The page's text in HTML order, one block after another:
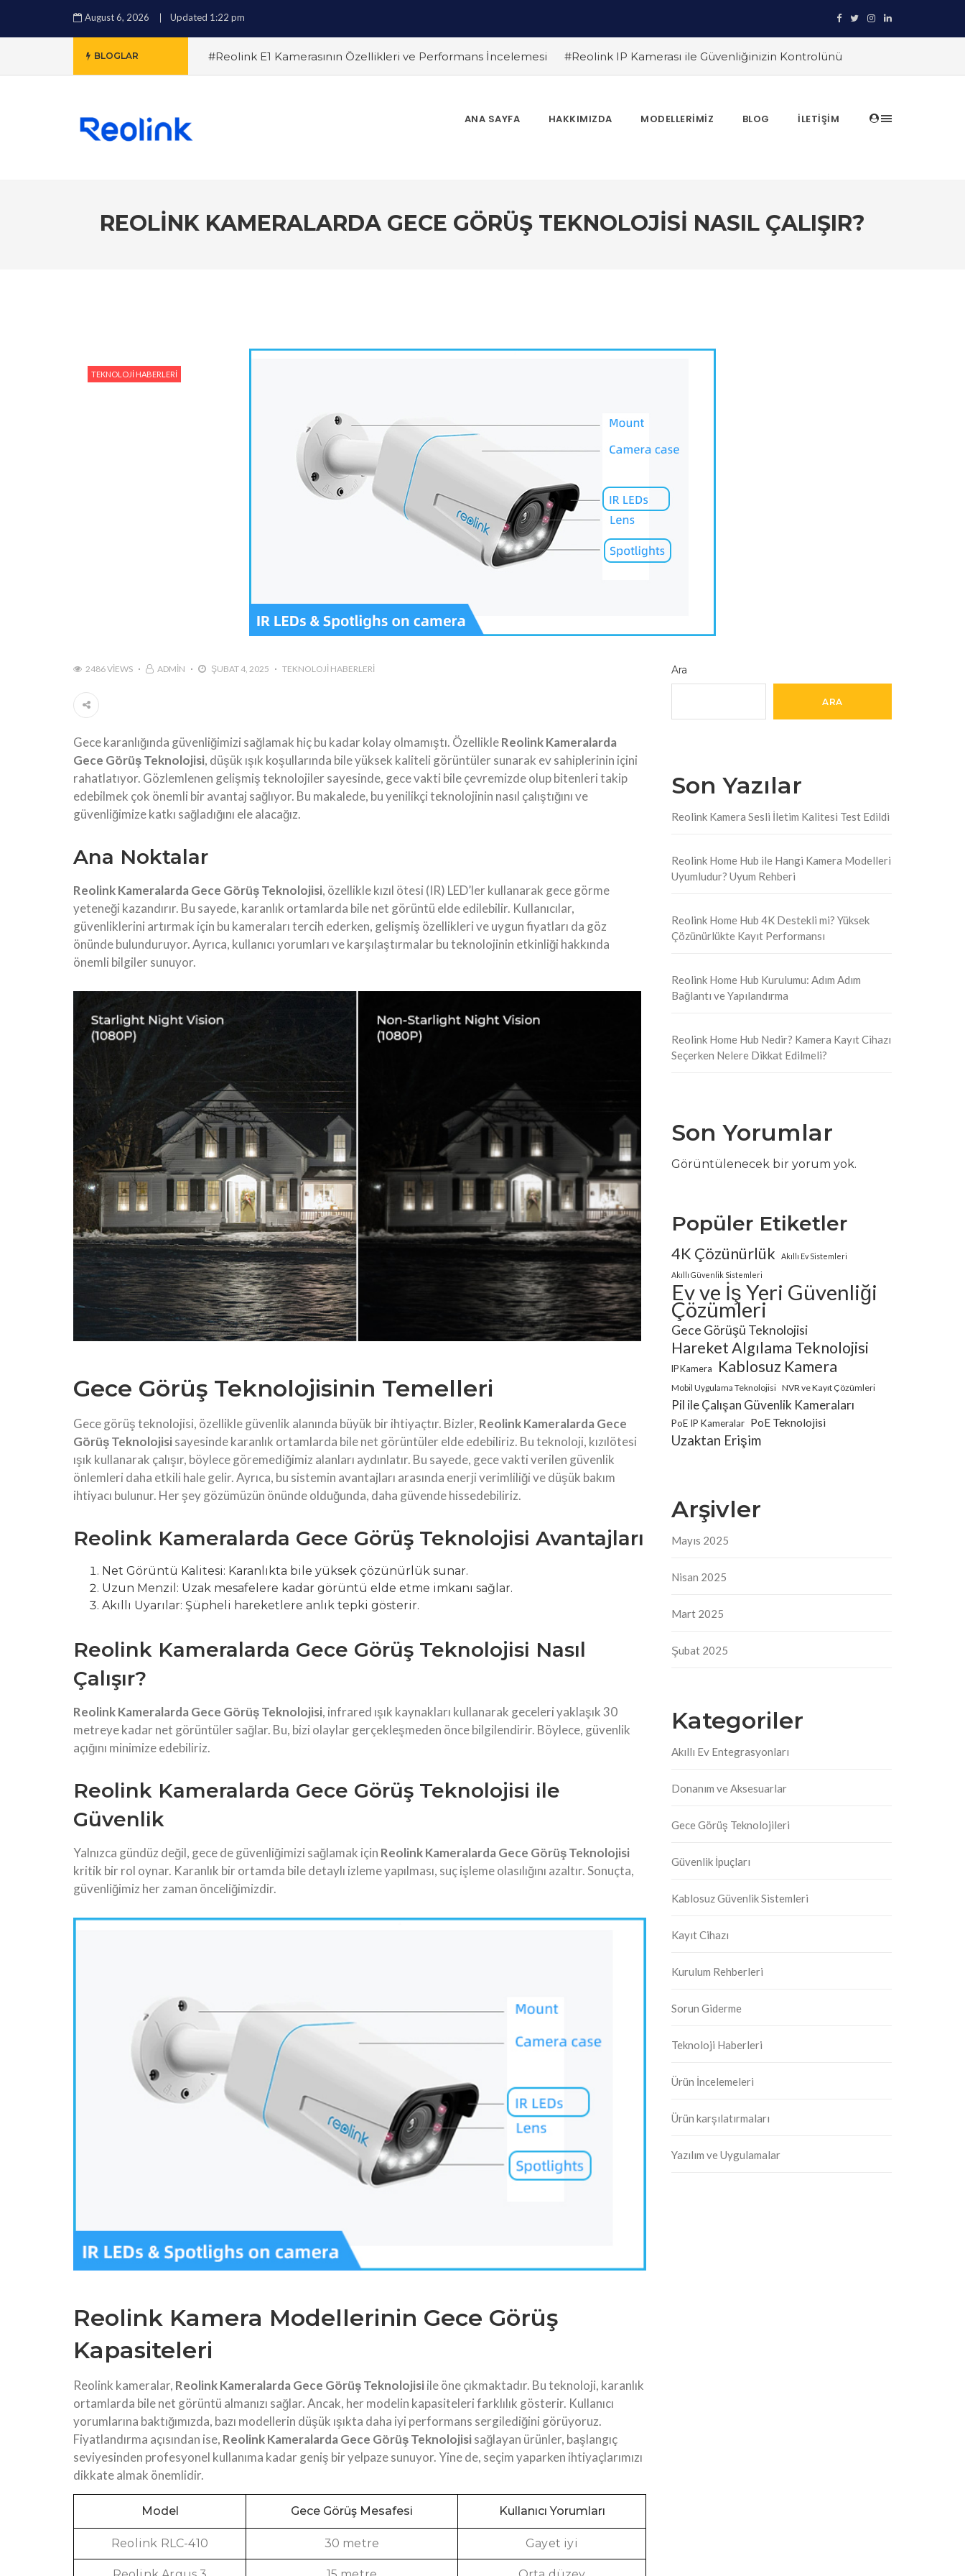
August 6, 2026 Updated 1:22 pm
BLOGLAR #Reolink E1 Kamerasının Özellikleri ve Performans İncelemesi
#Reolink IP Kamerası ile Güvenliğinizin Kontrolünü
Elinizde Tutun
#Reolink Kameralarında Sık Karşılaşılan Sorunlar ve Çözüm Yolları
#Reolink Kameraları ile Ev
#Reolink Gelecek Teknolojileri : Yapay Zeka ve Akıllı Güvenlik Sistemleri
#Reolink Güvenlik Kameraları
ANA SAYFA HAKKIMIZDA MODELLERIMIZ BLOG İLETIŞIM
REOLINK KAMERALARDA GECE GÖRÜŞ TEKNOLOJISI NASIL ÇALIŞIR?
TEKNOLOJI HABERLERI
2486 VIEWS ADMIN ŞUBAT 4, 2025 TEKNOLOJI HABERLERI
Gece karanlığında güvenliğimizi sağlamak hiç bu kadar kolay olmamıştı. ÖzellikleReolink Kameralarda
Gece Görüş Teknolojisi, düşük ışık koşullarında bile yüksek kaliteli görüntüler sunarak ev sahiplerinin içini
rahatlatıyor. Gözlemlenen gelişmiş teknolojiler sayesinde, gece vakti bile çevremizde olup bitenleri takip
edebilmek çok önemli bir avantaj sağlıyor. Bu makalede, bu yenilikçi teknolojinin nasıl çalıştığını ve
güvenliğimize katkı sağladığını ele alacağız.
Ana Noktalar
Reolink Kameralarda Gece Görüş Teknolojisi, özellikle kızıl ötesi (IR) LED’ler kullanarak gece görme
yeteneği kazandırır. Bu sayede, karanlık ortamlarda bile net görüntü elde edilebilir. Kullanıcılar,
güvenliklerini artırmak için bu kameraları tercih ederken, gelişmiş özellikleri ve uygun fiyatları da göz
önünde bulunduruyor. Ayrıca, kullanıcı yorumları ve karşılaştırmalar bu teknolojinin etkinliği hakkında
önemli bilgiler sunuyor.
Gece Görüş Teknolojisinin Temelleri
Gece görüş teknolojisi, özellikle güvenlik alanında büyük bir ihtiyaçtır. Bizler, Reolink Kameralarda Gece
Görüş Teknolojisisayesinde karanlık ortamlarda bile net görüntüler elde edebiliriz. Bu teknoloji, kızılötesi
ışık kullanarak çalışır, böylece göremediğimiz alanları aydınlatır. Bu sayede, gece vakti verilen güvenlik
önlemleri daha etkili hale gelir. Ayrıca, bu sistemin avantajları arasında enerji verimliliği ve düşük bakım
ihtiyacı bulunur. Her şey gözümüzün önünde olduğunda, daha güvende hissedebiliriz.
Reolink Kameralarda Gece Görüş Teknolojisi Avantajları
Net Görüntü Kalitesi: Karanlıkta bile yüksek çözünürlük sunar.
Uzun Menzil: Uzak mesafelere kadar görüntü elde etme imkanı sağlar.
Akıllı Uyarılar: Şüpheli hareketlere anlık tepki gösterir.
Reolink Kameralarda Gece Görüş Teknolojisi Nasıl
Çalışır?
Reolink Kameralarda Gece Görüş Teknolojisi, infrared ışık kaynakları kullanarak geceleri yaklaşık 30
metreye kadar net görüntüler sağlar. Bu, bizi olaylar gerçekleşmeden önce bilgilendirir. Böylece, güvenlik
açığını minimize edebiliriz.
Reolink Kameralarda Gece Görüş Teknolojisi ile
Güvenlik
Yalnızca gündüz değil, gece de güvenliğimizi sağlamak için Reolink Kameralarda Gece Görüş Teknolojisi
kritik bir rol oynar. Karanlık bir ortamda bile detaylı izleme yapılması, suç işleme olasılığını azaltır. Sonuçta,
güvenliğimiz her zaman önceliğimizdir.
Reolink Kamera Modellerinin Gece Görüş
Kapasiteleri
Reolink kameralar, Reolink Kameralarda Gece Görüş Teknolojisiile öne çıkmaktadır. Bu teknoloji, karanlık
ortamlarda bile net görüntü almanızı sağlar. Ancak, her modelin kapasiteleri farklılık gösterir. Kullanıcı
yorumlarına baktığımızda, bazı modellerin düşük ışıkta daha iyi performans sergilediğini görüyoruz.
Fiyatlandırma açısından ise, Reolink Kameralarda Gece Görüş Teknolojisisağlayan ürünler, başlangıç
seviyesinden profesyonel kullanıma kadar geniş bir yelpaze sunuyor. Yine de, seçim yaparken ihtiyaçlarımızı
dikkate almak önemlidir.
Model Gece Görüş Mesafesi Kullanıcı Yorumları
Reolink RLC-410 30 metre Gayet iyi
Ara
ARA
Son Yazılar
Reolink Kamera Sesli İletim Kalitesi Test Edildi
Reolink Home Hub ile Hangi Kamera Modelleri
Uyumludur? Uyum Rehberi
Reolink Home Hub 4K Destekli mi? Yüksek
Çözünürlükte Kayıt Performansı
Reolink Home Hub Kurulumu: Adım Adım
Bağlantı ve Yapılandırma
Reolink Home Hub Nedir? Kamera Kayıt Cihazı
Seçerken Nelere Dikkat Edilmeli?
Son Yorumlar
Görüntülenecek bir yorum yok.
Popüler Etiketler
4K Çözünürlük
Akıllı Ev Sistemleri
Akıllı Güvenlik Sistemleri
Ev ve İş Yeri Güvenliği
Çözümleri
Gece Görüşü Teknolojisi
Hareket Algılama Teknolojisi
IP Kamera Kablosuz Kamera
Mobil Uygulama Teknolojisi NVR ve Kayıt Çözümleri
Pil ile Çalışan Güvenlik Kameraları
PoE IP Kameralar PoE Teknolojisi
Uzaktan Erişim
Arşivler
Mayıs 2025
Nisan 2025
Mart 2025
Şubat 2025
Kategoriler
Akıllı Ev Entegrasyonları
Donanım ve Aksesuarlar
Gece Görüş Teknolojileri
Güvenlik İpuçları
Kablosuz Güvenlik Sistemleri
Kayıt Cihazı
Kurulum Rehberleri
Sorun Giderme
Teknoloji Haberleri
Ürün İncelemeleri
Ürün karşılatırmaları
Yazılım ve Uygulamalar